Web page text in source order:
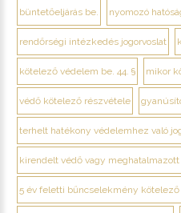
büntetőeljárás be. nyomozó
rendőrségi intézkedés jogorvoslat
kötelező védelem be. 44. § mikor
védő kötelező részvétele
terhelt hatékony védelemhez való
kirendelt védő vagy
5 év feletti bűncselekmény kötelező